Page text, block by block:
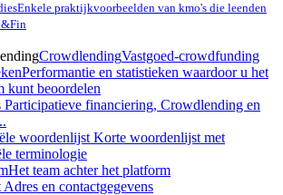
Enkele praktijkvoorbeelden van kmo's die leenden
CrowdlendingVastgoed-crowdfunding
Performantie en statistieken waardoor u het
kunt beoordelen
Participatieve financiering, Crowdlending en
woordenlijst Korte woordenlijst met
terminologie
Het team achter het platform
Adres en contactgegevens